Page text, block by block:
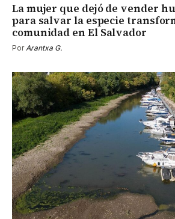
La mujer que dejó de vender
para salvar la especie
comunidad en El Salvador
Por Arantxa G.